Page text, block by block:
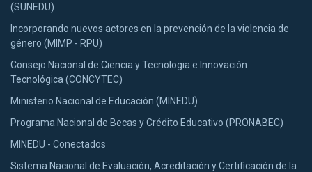
(SUNEDU)
Incorporando nuevos actores en la prevención de la violencia de
género (MIMP - RPU)
Consejo Nacional de Ciencia y Tecnologia e Innovación
Tecnológica (CONCYTEC)
Ministerio Nacional de Educación (MINEDU)
Programa Nacional de Becas y Crédito Educativo (PRONABEC)
MINEDU - Conectados
Sistema Nacional de Evaluación, Acreditación y Certificación de la